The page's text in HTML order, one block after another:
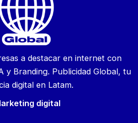
a destacar en internet con
y Branding. Publicidad Global, tu
digital en Latam.
digital